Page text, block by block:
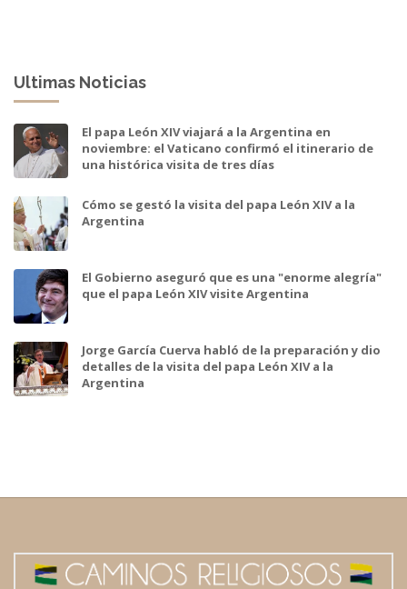
Ultimas Noticias
El papa León XIV viajará a la Argentina en
noviembre: el Vaticano confirmó el itinerario de
una histórica visita de tres días
Cómo se gestó la visita del papa León XIV a la
Argentina
El Gobierno aseguró que es una "enorme alegría"
que el papa León XIV visite Argentina
Jorge García Cuerva habló de la preparación y dio
detalles de la visita del papa León XIV a la
Argentina